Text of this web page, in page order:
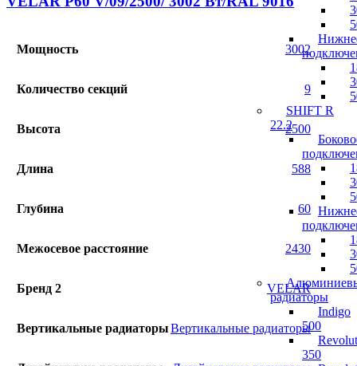
SHIFT R
22.2
радиаторы
Indigo
500
350
Мощность
3002
Количество секций 9
Высота 2500
Длина 588
Глубина 60
Межосевое расстояние 2430
Бренд 2 VELAR
Вертикальные радиаторыВертикальные радиаторы